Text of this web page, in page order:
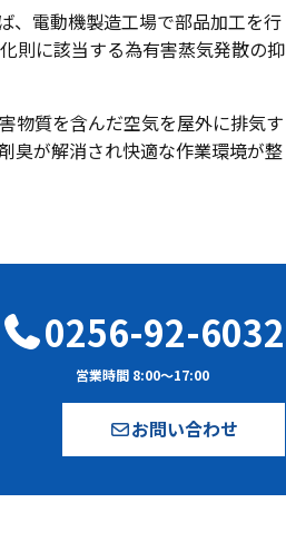
、電動機製造工場で部品加工を行
則に該当する為有害蒸気発散の抑
物質を含んだ空気を屋外に排気す
臭が解消され快適な作業環境が整
0256-92-6032
営業時間 8:00〜17:00
お問い合わせ